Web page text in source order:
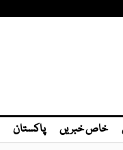
خاص خبریں پاکستان